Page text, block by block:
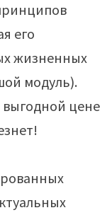
его
жизненных
модуль).
выгодной цене